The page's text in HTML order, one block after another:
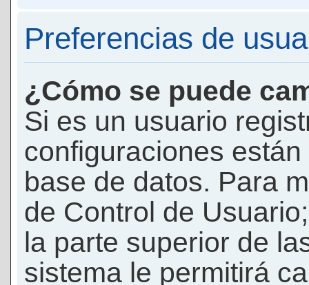
Preferencias de
¿Cómo se puede
Si es un usuario
configuraciones
base de datos. Para
de Control de
la parte superior de
sistema le permitirá